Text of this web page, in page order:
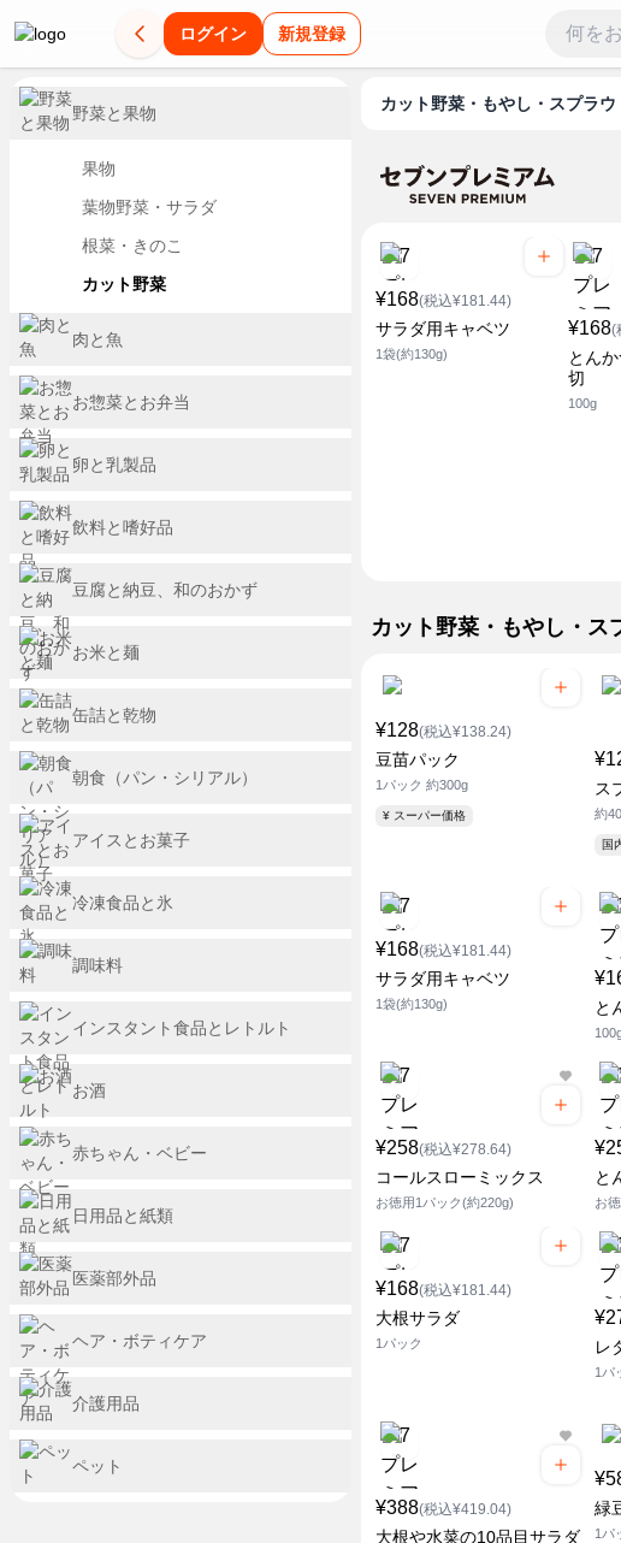
ログイン 新規登録
カット野菜・もやし・スプラウ
¥168(税込¥181.44)
サラダ用キャベツ
1袋(約130g)
¥168(
とん
切
100g
カット野菜・もやし・ス
¥128(税込¥138.24)
豆苗パック
1パック 約300g
¥ スーパー価格
ス
約
¥168(税込¥181.44)
サラダ用キャベツ
1袋(約130g) と
¥258(税込¥278.64)
コールスローミックス
お徳用1パック(約220g)
と
お
¥168(税込¥181.44)
大根サラダ
1パック レ
1パ
¥388(税込¥419.04)
大根や水菜の10品目サラダ
緑
1パ
野菜と果物
果物
葉物野菜・サラダ
根菜・きのこ
カット野菜
肉と魚
お惣菜とお弁当
卵と乳製品
飲料と嗜好品
豆腐と納豆、和のおかず
お米と麺
缶詰と乾物
朝食（パン・シリアル）
アイスとお菓子
冷凍食品と氷
調味料
インスタント食品とレトルト
お酒
赤ちゃん・ベビー
日用品と紙類
医薬部外品
ヘア・ボティケア
介護用品
ペット